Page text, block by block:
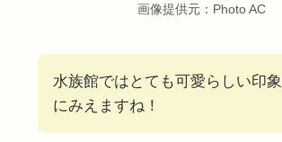
画像提供元：Photo AC
水族館ではとても可愛らしい印象
にみえますね！